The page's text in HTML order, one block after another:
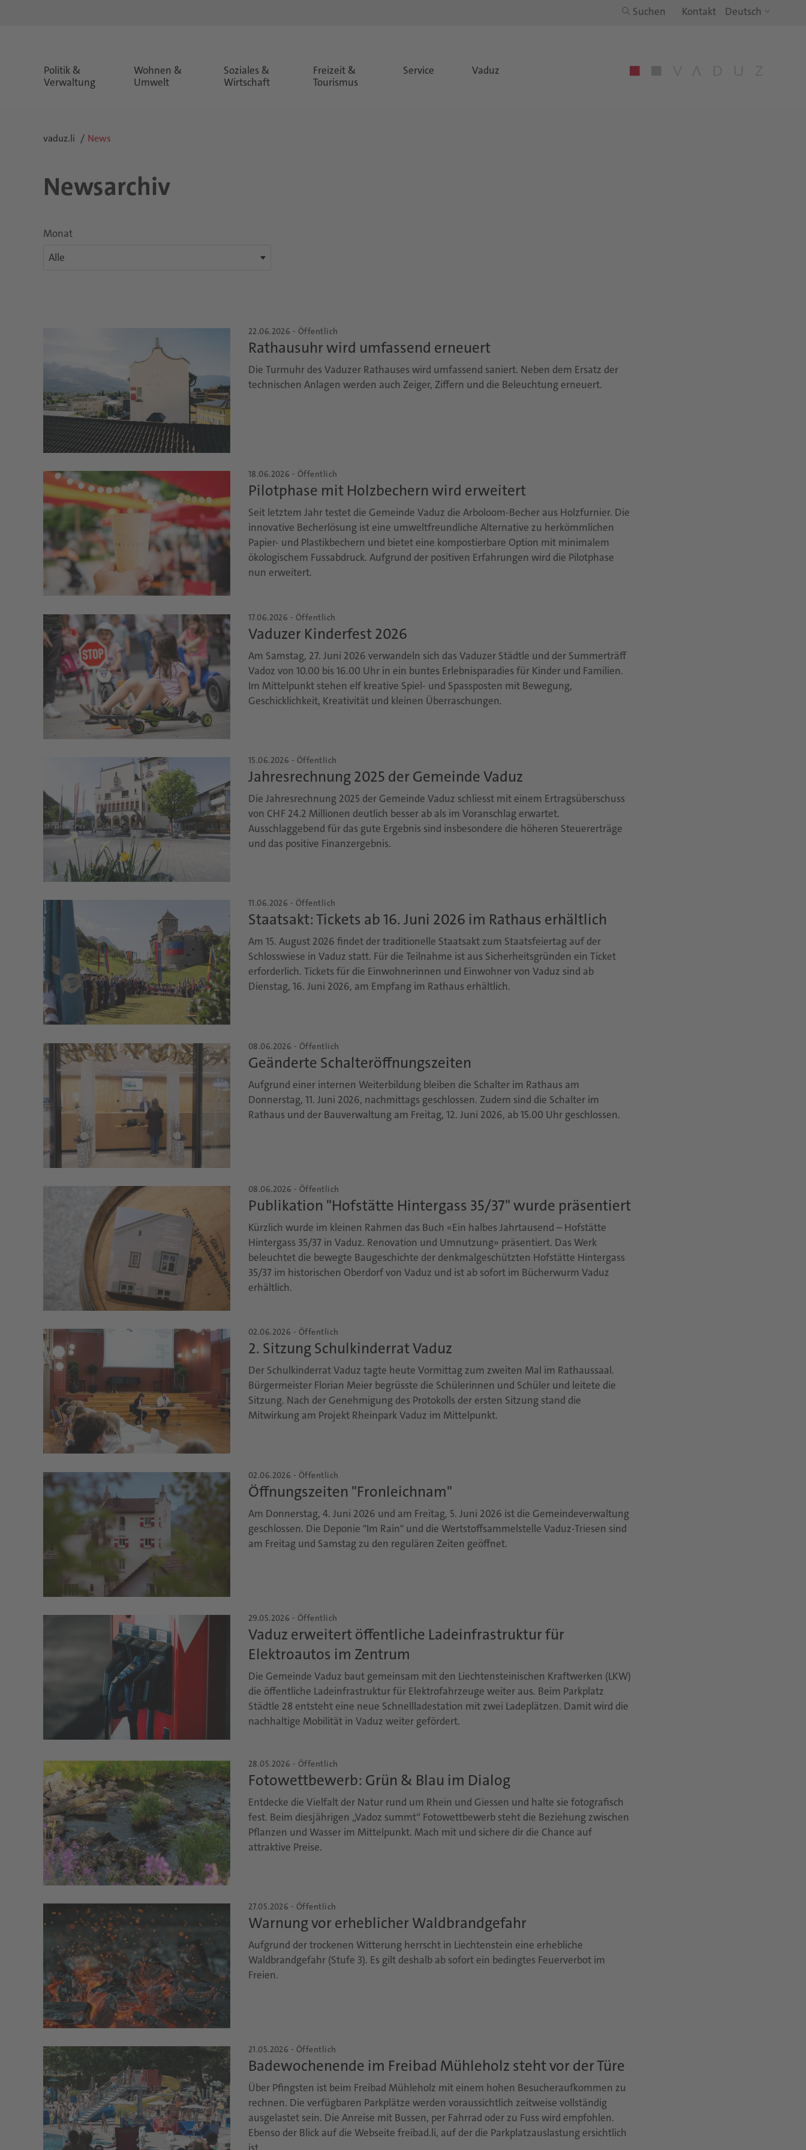
Suchen Kontakt
Politik &
Verwaltung
Wohnen &
Umwelt
Soziales &
Wirtschaft
Freizeit &
Tourismus
Service Vaduz
vaduz.li News
Newsarchiv
Monat
22.06.2026 - Öffentlich
Rathausuhr wird umfassend erneuert
Die Turmuhr des Vaduzer Rathauses wird umfassend saniert. Neben dem Ersatz der
technischen Anlagen werden auch Zeiger, Ziffern und die Beleuchtung erneuert.
18.06.2026 - Öffentlich
Pilotphase mit Holzbechern wird erweitert
Seit letztem Jahr testet die Gemeinde Vaduz die Arboloom-Becher aus Holzfurnier. Die
innovative Becherlösung ist eine umweltfreundliche Alternative zu herkömmlichen
Papier- und Plastikbechern und bietet eine kompostierbare Option mit minimalem
ökologischem Fussabdruck. Aufgrund der positiven Erfahrungen wird die Pilotphase
nun erweitert.
17.06.2026 - Öffentlich
Vaduzer Kinderfest 2026
Am Samstag, 27. Juni 2026 verwandeln sich das Vaduzer Städtle und der Summerträff
Vadoz von 10.00 bis 16.00 Uhr in ein buntes Erlebnisparadies für Kinder und Familien.
Im Mittelpunkt stehen elf kreative Spiel- und Spassposten mit Bewegung,
Geschicklichkeit, Kreativität und kleinen Überraschungen.
15.06.2026 - Öffentlich
Jahresrechnung 2025 der Gemeinde Vaduz
Die Jahresrechnung 2025 der Gemeinde Vaduz schliesst mit einem Ertragsüberschuss
von CHF 24.2 Millionen deutlich besser ab als im Voranschlag erwartet.
Ausschlaggebend für das gute Ergebnis sind insbesondere die höheren Steuererträge
und das positive Finanzergebnis.
11.06.2026 - Öffentlich
Staatsakt: Tickets ab 16. Juni 2026 im Rathaus erhältlich
Am 15. August 2026 findet der traditionelle Staatsakt zum Staatsfeiertag auf der
Schlosswiese in Vaduz statt. Für die Teilnahme ist aus Sicherheitsgründen ein Ticket
erforderlich. Tickets für die Einwohnerinnen und Einwohner von Vaduz sind ab
Dienstag, 16. Juni 2026, am Empfang im Rathaus erhältlich.
08.06.2026 - Öffentlich
Geänderte Schalteröffnungszeiten
Aufgrund einer internen Weiterbildung bleiben die Schalter im Rathaus am
Donnerstag, 11. Juni 2026, nachmittags geschlossen. Zudem sind die Schalter im
Rathaus und der Bauverwaltung am Freitag, 12. Juni 2026, ab 15.00 Uhr geschlossen.
08.06.2026 - Öffentlich
Publikation "Hofstätte Hintergass 35/37" wurde präsentiert
Kürzlich wurde im kleinen Rahmen das Buch «Ein halbes Jahrtausend – Hofstätte
Hintergass 35/37 in Vaduz. Renovation und Umnutzung» präsentiert. Das Werk
beleuchtet die bewegte Baugeschichte der denkmalgeschützten Hofstätte Hintergass
35/37 im historischen Oberdorf von Vaduz und ist ab sofort im Bücherwurm Vaduz
erhältlich.
02.06.2026 - Öffentlich
2. Sitzung Schulkinderrat Vaduz
Der Schulkinderrat Vaduz tagte heute Vormittag zum zweiten Mal im Rathaussaal.
Bürgermeister Florian Meier begrüsste die Schülerinnen und Schüler und leitete die
Sitzung. Nach der Genehmigung des Protokolls der ersten Sitzung stand die
Mitwirkung am Projekt Rheinpark Vaduz im Mittelpunkt.
02.06.2026 - Öffentlich
Öffnungszeiten "Fronleichnam"
Am Donnerstag, 4. Juni 2026 und am Freitag, 5. Juni 2026 ist die Gemeindeverwaltung
geschlossen. Die Deponie "Im Rain" und die Wertstoffsammelstelle Vaduz-Triesen sind
am Freitag und Samstag zu den regulären Zeiten geöffnet.
29.05.2026 - Öffentlich
Vaduz erweitert öffentliche Ladeinfrastruktur für
Elektroautos im Zentrum
Die Gemeinde Vaduz baut gemeinsam mit den Liechtensteinischen Kraftwerken (LKW)
die öffentliche Ladeinfrastruktur für Elektrofahrzeuge weiter aus. Beim Parkplatz
Städtle 28 entsteht eine neue Schnellladestation mit zwei Ladeplätzen. Damit wird die
nachhaltige Mobilität in Vaduz weiter gefördert.
28.05.2026 - Öffentlich
Fotowettbewerb: Grün & Blau im Dialog
Entdecke die Vielfalt der Natur rund um Rhein und Giessen und halte sie fotografisch
fest. Beim diesjährigen „Vadoz summt“ Fotowettbewerb steht die Beziehung zwischen
Pflanzen und Wasser im Mittelpunkt. Mach mit und sichere dir die Chance auf
attraktive Preise.
27.05.2026 - Öffentlich
Warnung vor erheblicher Waldbrandgefahr
Aufgrund der trockenen Witterung herrscht in Liechtenstein eine erhebliche
Waldbrandgefahr (Stufe 3). Es gilt deshalb ab sofort ein bedingtes Feuerverbot im
Freien.
21.05.2026 - Öffentlich
Badewochenende im Freibad Mühleholz steht vor der Türe
Über Pfingsten ist beim Freibad Mühleholz mit einem hohen Besucheraufkommen zu
rechnen. Die verfügbaren Parkplätze werden voraussichtlich zeitweise vollständig
ausgelastet sein. Die Anreise mit Bussen, per Fahrrad oder zu Fuss wird empfohlen.
Ebenso der Blick auf die Webseite freibad.li, auf der die Parkplatzauslastung ersichtlich